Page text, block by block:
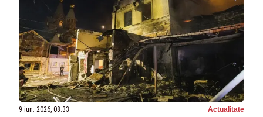
9 iun. 2026, 08:33 Actualitate